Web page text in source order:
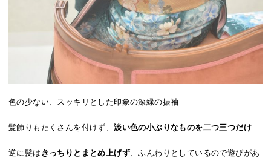
色の少ない、スッキリとした印象の深緑の振袖
髪飾りもたくさんを付けず、淡い色の小ぶりなものを二つ三つだけ
逆に髪は きっちりとまとめ上げず、ふんわりとしているので遊びがあ